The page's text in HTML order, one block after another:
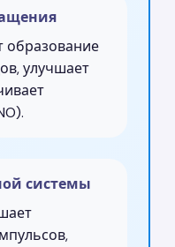
образование
улучшает
системы